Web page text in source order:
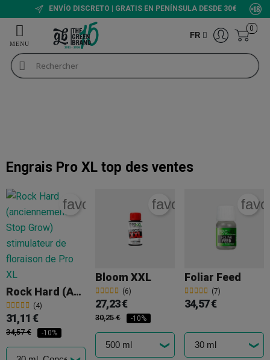
ENVÍO DISCRETO | GRATIS EN PENÍNSULA DESDE 30€
FR
0
Engrais Pro XL top des ventes
Rock Hard (anciennement Stop Grow)
(4)
favorite_border
31,11 €
34,57 € -10%
Bloom XXL
(6)
favorite_border
27,23 €
30,25 € -10%
Foliar Feed
(7)
34,57 €